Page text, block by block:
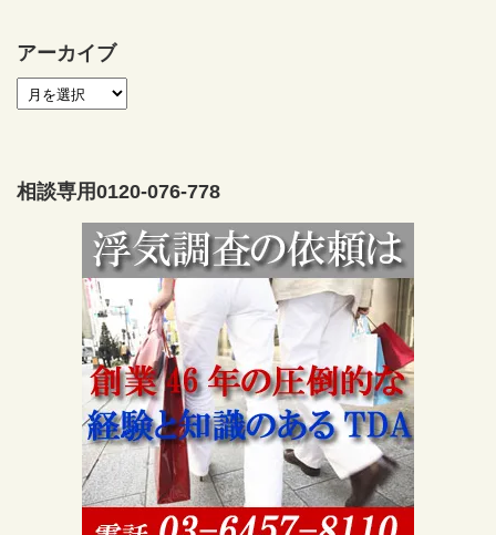
アーカイブ
相談専用0120-076-778